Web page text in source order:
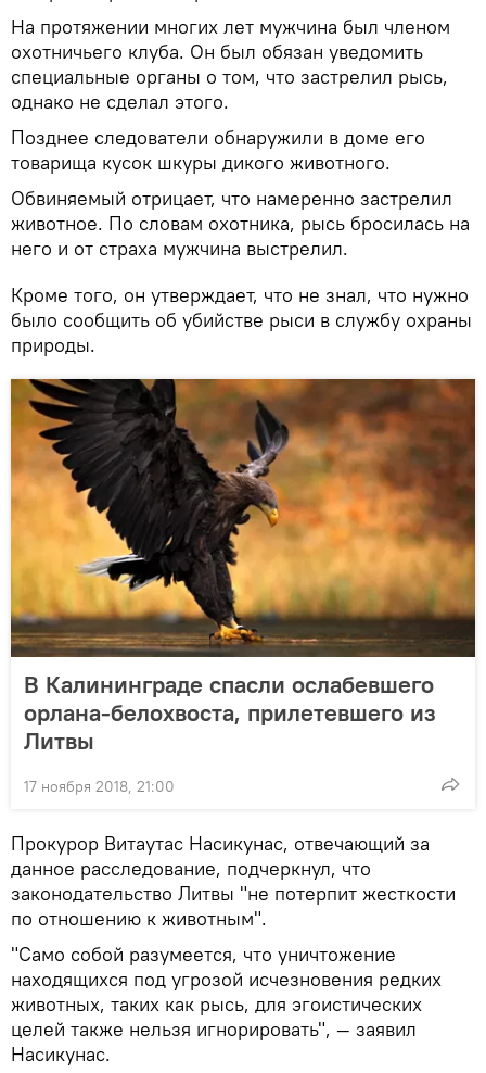
На протяжении многих лет мужчина был членом
охотничьего клуба. Он был обязан уведомить
специальные органы о том, что застрелил рысь,
однако не сделал этого.
Позднее следователи обнаружили в доме его
товарища кусок шкуры дикого животного.
Обвиняемый отрицает, что намеренно застрелил
животное. По словам охотника, рысь бросилась на
него и от страха мужчина выстрелил.
Кроме того, он утверждает, что не знал, что нужно
было сообщить об убийстве рыси в службу охраны
природы.
В Калининграде спасли ослабевшего
орлана-белохвоста, прилетевшего из
Литвы
17 ноября 2018, 21:00
Прокурор Витаутас Насикунас, отвечающий за
данное расследование, подчеркнул, что
законодательство Литвы "не потерпит жесткости
по отношению к животным".
"Само собой разумеется, что уничтожение
находящихся под угрозой исчезновения редких
животных, таких как рысь, для эгоистических
целей также нельзя игнорировать", — заявил
Насикунас.